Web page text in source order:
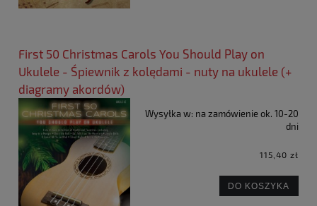
First 50 Christmas Carols You Should Play on
Ukulele - Śpiewnik z kolędami - nuty na ukulele (+
diagramy akordów)
Wysyłka w: na zamówienie ok. 10-20
dni
115,40 zł
DO KOSZYKA